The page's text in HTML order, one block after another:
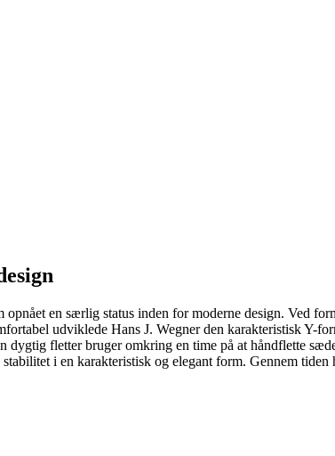
en særlig status inden for moderne design. Ved
udviklede Hans J. Wegner den karakteristisk Y-
dygtig fletter bruger omkring en time på at håndflette
i en karakteristisk og elegant form. Gennem